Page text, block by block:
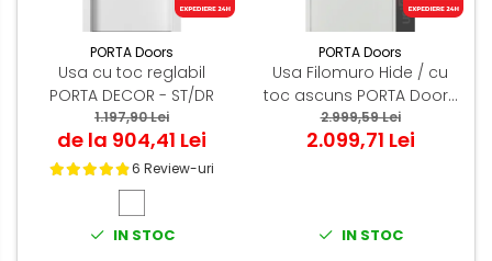
PORTA Doors
Usa cu toc reglabil
PORTA DECOR - ST/DR
1.197,90 Lei
de la 904,41 Lei
6 Review-uri
IN STOC
PORTA Doors
Usa Filomuro Hide / cu
toc ascuns PORTA Doors
Alb - miez PAL Tubular
2.999,59 Lei
2.099,71 Lei
IN STOC